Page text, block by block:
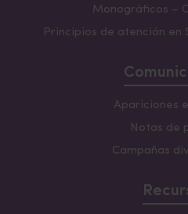
Monográficos –
Principios de atención en
Apariciones
Notas de
Campañas